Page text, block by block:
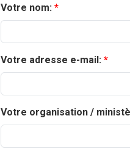
Votre nom:
Votre adresse e-mail:
Votre organisation /